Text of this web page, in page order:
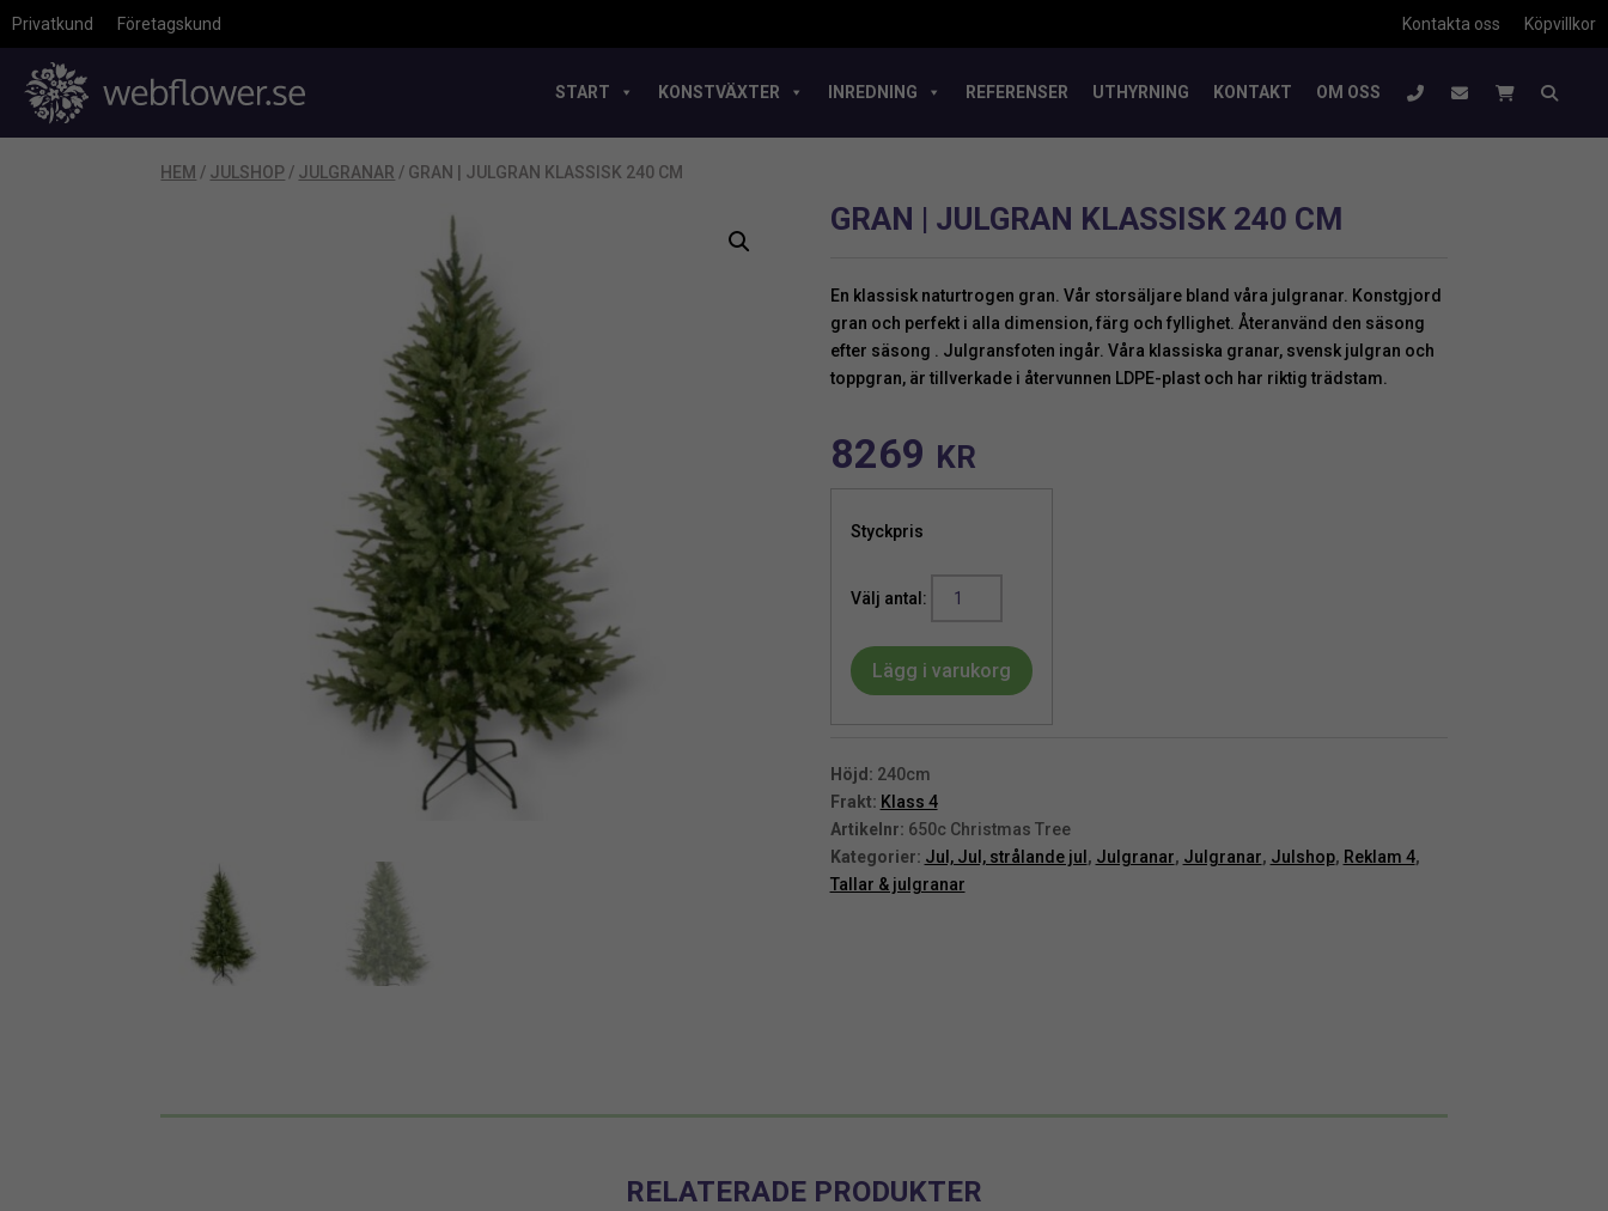
Privatkund Företagskund Köpvillkor
Kontakta oss
START KONSTVÄXTER INREDNING REFERENSER UTHYRNING KONTAKT OM OSS
HEM / JULSHOP / JULGRANAR / GRAN | JULGRAN KLASSISK 240 CM
GRAN | JULGRAN KLASSISK 240 CM
En klassisk naturtrogen gran. Vår storsäljare bland våra julgranar. Konstgjord
gran och perfekt i alla dimension, färg och fyllighet. Återanvänd den säsong
efter säsong . Julgransfoten ingår. Våra klassiska granar, svensk julgran och
toppgran, är tillverkade i återvunnen LDPE-plast och har riktig trädstam.
8269 KR
Styckpris
klassisk
240
Lägg i varukorg
Höjd: 240cm
Frakt: Klass 4
Artikelnr: 650c Christmas Tree
Kategorier: Jul, Jul, strålande jul , Julgranar, Julgranar, Julshop, Reklam 4,
Tallar & julgranar
RELATERADE PRODUKTER